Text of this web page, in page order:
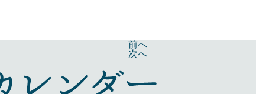
前へ
次へ